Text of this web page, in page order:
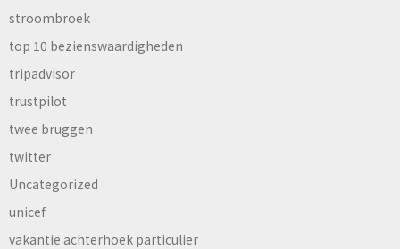
stroombroek
top 10 bezienswaardigheden
tripadvisor
trustpilot
twee bruggen
twitter
Uncategorized
unicef
vakantie achterhoek particulier